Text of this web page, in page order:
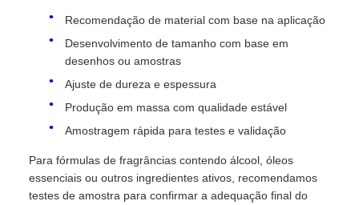
Recomendação de material com base na aplicação
Desenvolvimento de tamanho com base em
desenhos ou amostras
Ajuste de dureza e espessura
Produção em massa com qualidade estável
Amostragem rápida para testes e validação
Para fórmulas de fragrâncias contendo álcool, óleos
essenciais ou outros ingredientes ativos, recomendamos
testes de amostra para confirmar a adequação final do